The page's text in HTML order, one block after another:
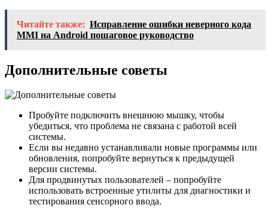
Читайте также: Исправление ошибки неверного кода
MMI на Android пошаговое руководство
Дополнительные советы
Пробуйте подключить внешнюю мышку, чтобы
убедиться, что проблема не связана с работой всей
системы.
Если вы недавно устанавливали новые программы или
обновления, попробуйте вернуться к предыдущей
версии системы.
Для продвинутых пользователей – попробуйте
использовать встроенные утилиты для диагностики и
тестирования сенсорного ввода.